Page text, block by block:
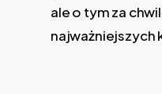
ale o tym za
najważniejszych